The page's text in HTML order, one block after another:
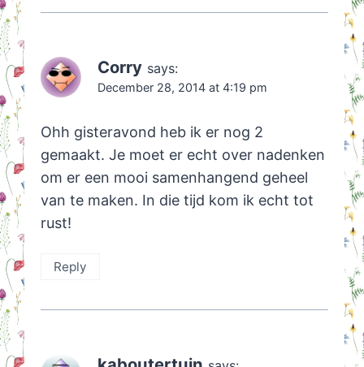
Corry says:
December 28, 2014 at 4:19 pm
Ohh gisteravond heb ik er nog 2
gemaakt. Je moet er echt over nadenken
om er een mooi samenhangend geheel
van te maken. In die tijd kom ik echt tot
rust!
Reply